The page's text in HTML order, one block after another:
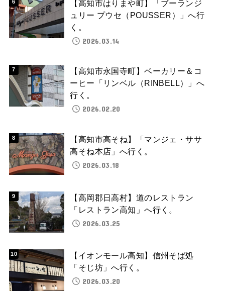
【高知市はりまや町】「ブーランジ
ュリー プウセ（POUSSER）」へ行
く。
2026.03.14
【高知市永国寺町】ベーカリー＆コ
ーヒー「リンベル（RINBELL）」へ
行く。
2026.02.20
【高知市高そね】「マンジェ・ササ
高そね本店」へ行く。
2026.03.18
【高岡郡日高村】道のレストラン
「レストラン高知」へ行く。
2026.03.25
【イオンモール高知】信州そば処
「そじ坊」へ行く。
2026.03.20